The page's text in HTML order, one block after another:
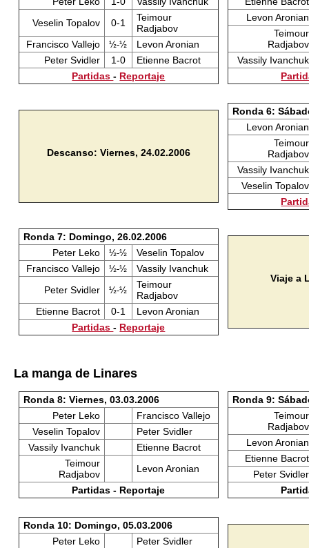
Veselin Topalov
0-1
Teimour
Radjabov
Francisco Vallejo
½-½
Levon Aronian
Peter Svidler
1-0
Etienne Bacrot
Partidas- Reportaje
Levon Aronian
Teimour
Radjabov
Vassily Ivanchuk
Descanso: Viernes, 24.02.2006
Ronda 6:
Levon Aronian
Teimour
Radjabov
Vassily Ivanchuk
Veselin Topalov
Ronda 7: Domingo, 26.02.2006
Peter Leko
½-½
Veselin Topalov
Francisco Vallejo
½-½
Vassily Ivanchuk
Peter Svidler
½-½
Teimour
Radjabov
Etienne Bacrot
0-1
Levon Aronian
Partidas- Reportaje
Viaje a
La manga de Linares
Ronda 8: Viernes, 03.03.2006
Peter Leko
Francisco Vallejo
Veselin Topalov
Peter Svidler
Vassily Ivanchuk
Etienne Bacrot
Teimour
Radjabov
Levon Aronian
Partidas - Reportaje
Ronda 9:
Teimour
Radjabov
Levon Aronian
Etienne Bacrot
Peter Svidler
Ronda 10: Domingo, 05.03.2006
Peter Leko
Peter Svidler